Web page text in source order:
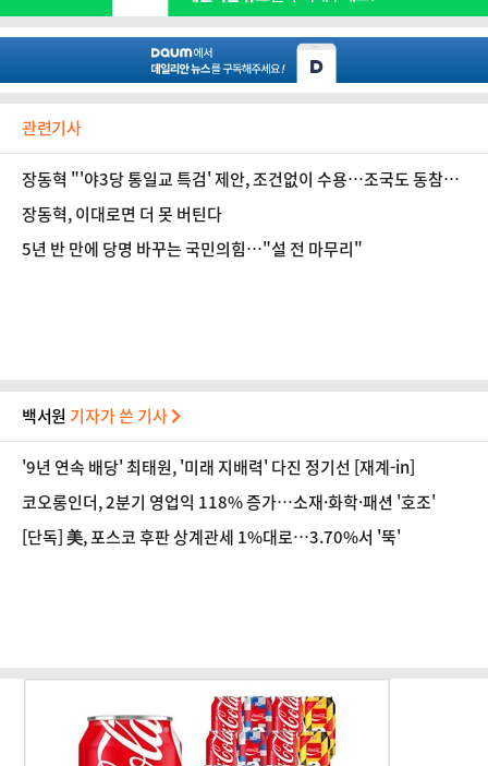
관련기사
장동혁 "'야3당 통일교 특검' 제안, 조건없이 수용…조국도 동참하
길"
장동혁, 이대로면 더 못 버틴다
5년 반 만에 당명 바꾸는 국민의힘…"설 전 마무리"
백서원 기자가 쓴 기사
'9년 연속 배당' 최태원, '미래 지배력' 다진 정기선 [재계-in]
코오롱인더, 2분기 영업익 118% 증가…소재·화학·패션 '호조'
[단독] 美, 포스코 후판 상계관세 1%대로…3.70%서 '뚝'